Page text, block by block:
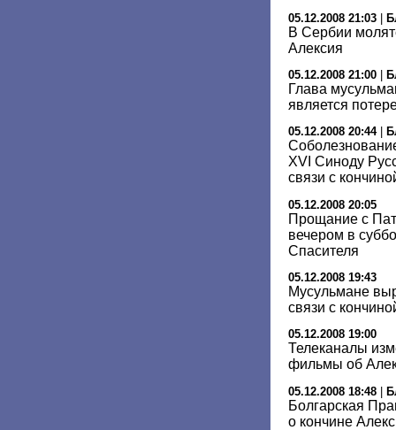
05.12.2008 21:03
В Сербии
Алексия
05.12.2008 21:00
Глава
является
05.12.2008 20:44|
XVI Синоду
связи с
05.12.2008 20:05
Прощание с
вечером в
Спасителя
05.12.2008 19:43
Мусульмане
связи с
05.12.2008 19:00
Телеканалы
фильмы об
05.12.2008 18:48
Болгарская
о кончине